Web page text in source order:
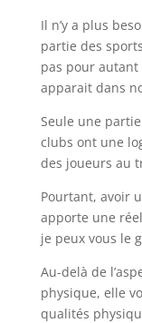
Il n’y a plus
partie des
pas pour
apparait dans
Seule une
clubs ont une
des joueurs au
Pourtant, avoir
apporte une
je peux vous le
Au-delà de
physique, elle
qualités